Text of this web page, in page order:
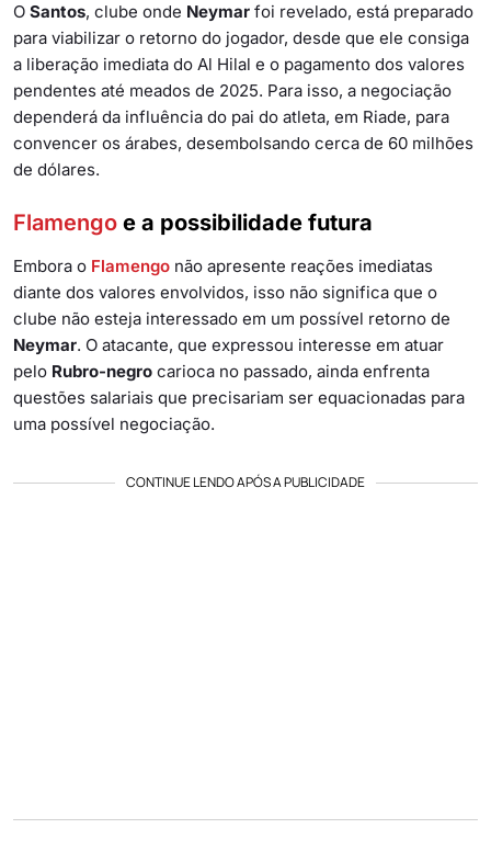
O Santos, clube onde Neymar foi revelado, está preparado
para viabilizar o retorno do jogador, desde que ele consiga
a liberação imediata do Al Hilal e o pagamento dos valores
pendentes até meados de 2025. Para isso, a negociação
dependerá da influência do pai do atleta, em Riade, para
convencer os árabes, desembolsando cerca de 60 milhões
de dólares.
Flamengo e a possibilidade futura
Embora o Flamengo não apresente reações imediatas
diante dos valores envolvidos, isso não significa que o
clube não esteja interessado em um possível retorno de
Neymar. O atacante, que expressou interesse em atuar
pelo Rubro-negro carioca no passado, ainda enfrenta
questões salariais que precisariam ser equacionadas para
uma possível negociação.
CONTINUE LENDO APÓS A PUBLICIDADE